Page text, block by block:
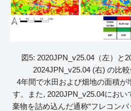
図5: 2020JPN_v25.04（左）と
2024JPN_v25.04 (右) の比較
4年間で水田および畑地の面積が
す。また, 2020JPN_v25.04にお
棄物を詰め込んだ通称“フレコン